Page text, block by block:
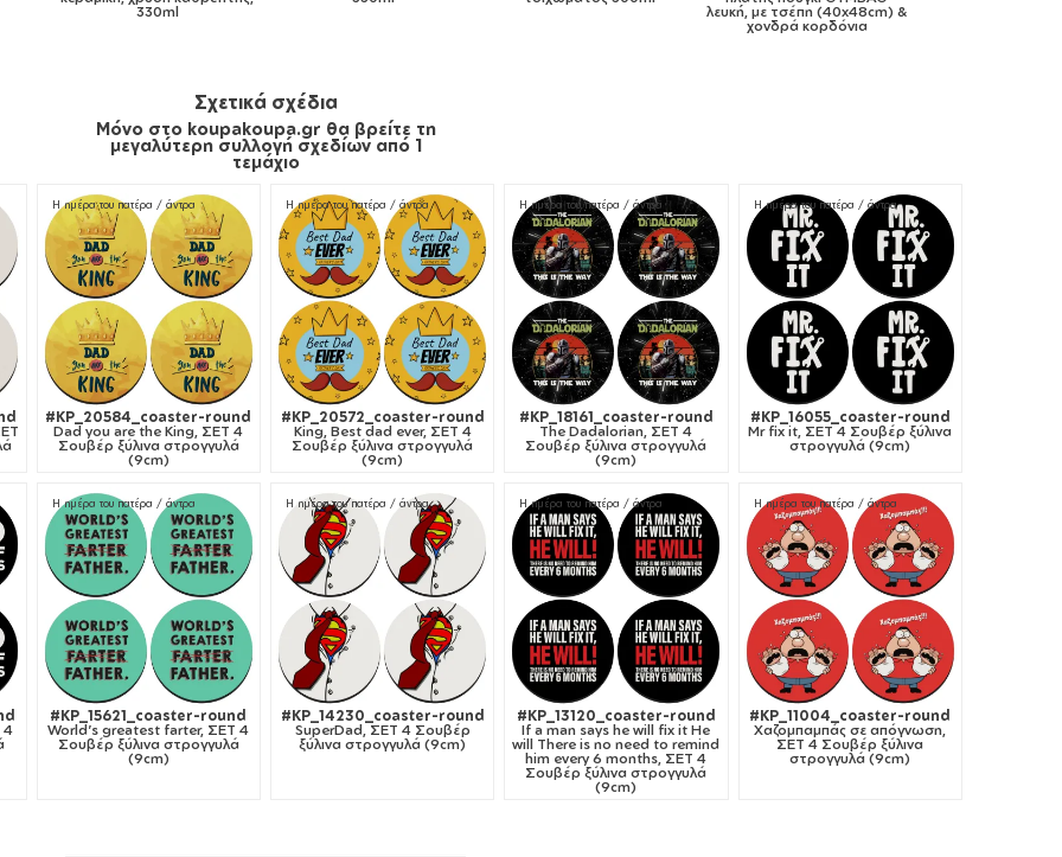
λευκή, με τσέπη (40x48cm) &
Σχετικά σχέδια
Μόνο στο koupakoupa.gr θα βρείτε τη
μεγαλύτερη συλλογή σχεδίων από 1
τεμάχιο
Η ημέρα του πατέρα / άντρα
#KP_20584_coaster-round
Dad you are the King, ΣΕΤ 4
Σουβέρ ξύλινα στρογγυλά
(9cm)
Η ημέρα του πατέρα / άντρα
#KP_20572_coaster-round
King, Best dad ever, ΣΕΤ 4
Σουβέρ ξύλινα στρογγυλά
(9cm)
Η ημέρα του πατέρα / άντρα
#KP_18161_coaster-round
The Dadalorian, ΣΕΤ 4
Σουβέρ ξύλινα στρογγυλά
(9cm)
Η ημέρα του πατέρα / άντρα
#KP_16055_coaster-round
Mr fix it, ΣΕΤ 4 Σουβέρ ξύλινα
στρογγυλά (9cm)
4
Η ημέρα του πατέρα / άντρα
#KP_15621_coaster-round
World's greatest farter, ΣΕΤ 4
Σουβέρ ξύλινα στρογγυλά
(9cm)
Η ημέρα του πατέρα / άντρα
#KP_14230_coaster-round
SuperDad, ΣΕΤ 4 Σουβέρ
ξύλινα στρογγυλά (9cm)
Η ημέρα του πατέρα / άντρα
#KP_13120_coaster-round
If a man says he will fix it He
will There is no need to remind
him every 6 months, ΣΕΤ 4
Σουβέρ ξύλινα στρογγυλά
(9cm)
Η ημέρα του πατέρα / άντρα
#KP_11004_coaster-round
Χαζομπαμπάς σε απόγνωση,
ΣΕΤ 4 Σουβέρ ξύλινα
στρογγυλά (9cm)